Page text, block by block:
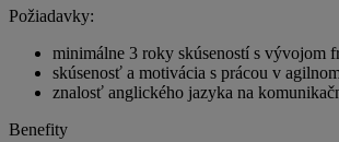
Požiadavky:
minimálne 3 roky skúseností s vývojom
skúsenosť a motivácia s prácou v
znalosť anglického jazyka na
Benefity